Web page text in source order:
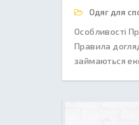
Одяг для
Особливості
Правила
займаються